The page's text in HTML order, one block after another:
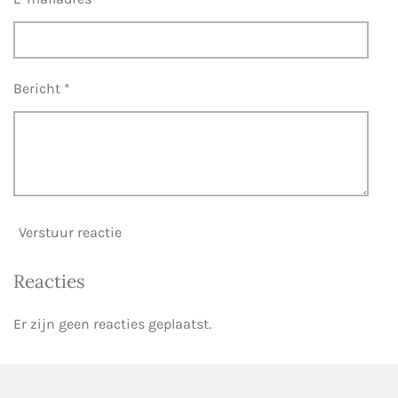
Bericht *
Verstuur reactie
Reacties
Er zijn geen reacties geplaatst.